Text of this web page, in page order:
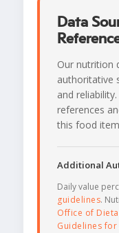
Data
Our nutrition
authoritative
and
references
this food
Additional
Daily value
guidelines.
Office of
Guidelines